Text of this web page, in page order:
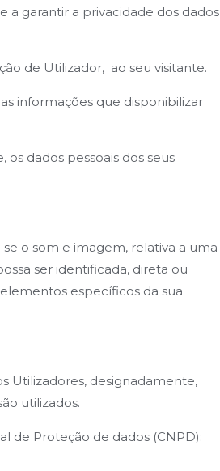
a garantir a privacidade dos dados
de Utilizador, ao seu visitante.
informações que disponibilizar
dados pessoais dos seus
o som e imagem, relativa a uma
ser identificada, direta ou
específicos da sua
Utilizadores, designadamente,
utilizados.
de Proteção de dados (CNPD):